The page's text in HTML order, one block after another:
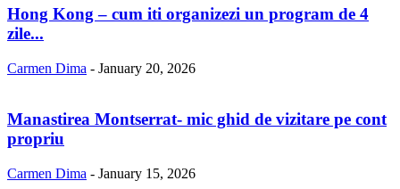
Hong Kong – cum iti organizezi un program de 4
zile...
Carmen Dima - January 20, 2026
Manastirea Montserrat- mic ghid de vizitare pe cont
propriu
Carmen Dima - January 15, 2026